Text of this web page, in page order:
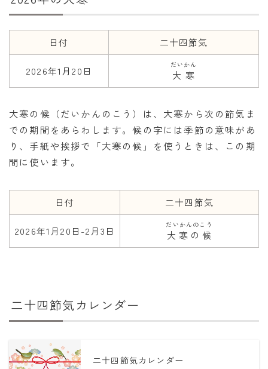
紋切り遊び
日付 二十四節気
2026年1月20日 大寒
だいかん
大寒の候（だいかんのこう）は、大寒から次の節気ま
での期間をあらわします。候の字には季節の意味があ
り、手紙や挨拶で「大寒の候」を使うときは、この期
間に使います。
日付 二十四節気
2026年1月20日-2月3日 大寒の候
だいかんのこう
二十四節気カレンダー
二十四節気カレンダー